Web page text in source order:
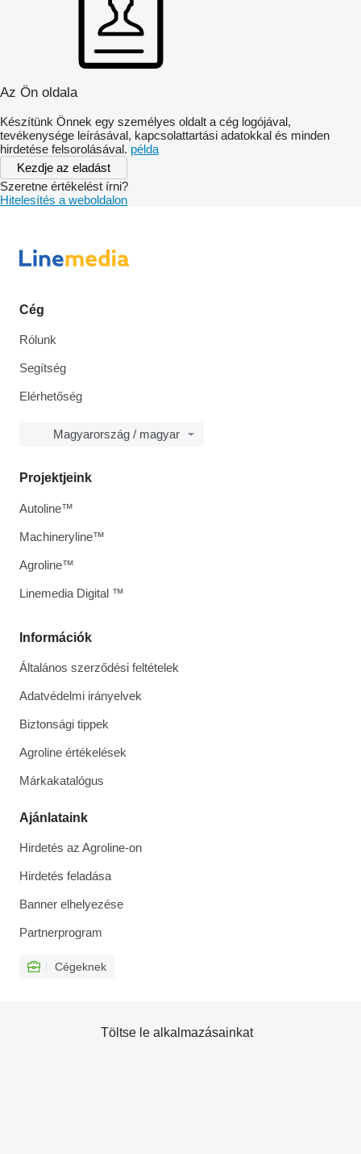
Az Ön oldala
Készítünk Önnek egy személyes oldalt a cég logójával,
tevékenysége leírásával, kapcsolattartási adatokkal és minden
hirdetése felsorolásával. példa
Kezdje az eladást
Szeretne értékelést írni?
Hitelesítés a weboldalon
Cég
Rólunk
Segítség
Elérhetőség
Magyarország / magyar
Információk
Általános szerződési feltételek
Adatvédelmi irányelvek
Biztonsági tippek
Agroline értékelések
Márkakatalógus
Ajánlataink
Hirdetés az Agroline-on
Hirdetés feladása
Banner elhelyezése
Partnerprogram
Cégeknek
Projektjeink
Autoline™
Machineryline™
Agroline™
Linemedia Digital ™
Töltse le alkalmazásainkat